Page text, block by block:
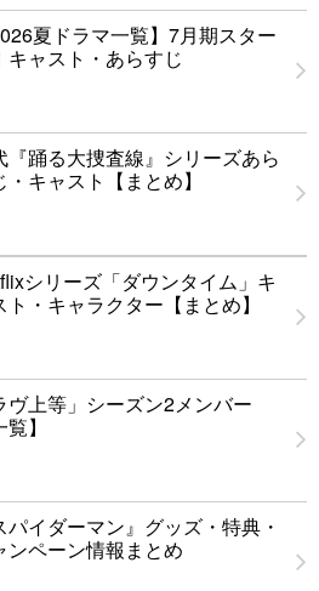
夏ドラマ一覧】7月期スター
キャスト・あらすじ
『踊る大捜査線』シリーズあら
・キャスト【まとめ】
シリーズ「ダウンタイム」キ
ト・キャラクター【まとめ】
ヴ上等」シーズン2メンバー
覧】
パイダーマン』グッズ・特典・
ンペーン情報まとめ